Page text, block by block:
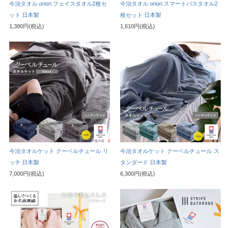
今治タオル oriori フェイスタオル2枚セ
ット 日本製
1,380円(税込)
今治タオル oriori スマートバスタオル2
枚セット 日本製
1,610円(税込)
今治タオルケット クーベルチュール リ
ッチ 日本製
7,000円(税込)
今治タオルケット クーベルチュール ス
タンダード 日本製
6,300円(税込)